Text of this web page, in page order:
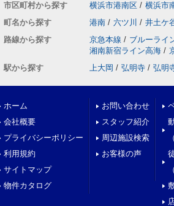
市区町村から探す 横浜市港南区 / 横浜市
町名から探す
港南 / 六ツ川 / 井土ケ
路線から探す
京急本線 / ブルーライ
湘南新宿ライン高海 /
駅から探す
上大岡 / 弘明寺 / 弘明
ホーム
会社概要
プライバシーポリシー
利用規約
サイトマップ
物件カタログ
お問い合わせ
スタッフ紹介
周辺施設検索
お客様の声